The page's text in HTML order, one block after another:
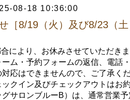
08-18 10:36:00
［8/19（火）及び8/23（土
により、お休みさせていただきま
ム・予約フォームの返信、電話
応はできませんので、ご了承くだ
クイン及びチェックアウトはお
サロンブルーB）は、通常営業予